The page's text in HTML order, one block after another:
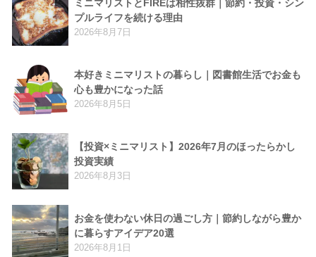
ミニマリストとFIREは相性抜群｜節約・投資・シン
プルライフを続ける理由
2026年8月7日
本好きミニマリストの暮らし｜図書館生活でお金も
心も豊かになった話
2026年8月5日
【投資×ミニマリスト】2026年7月のほったらかし
投資実績
2026年8月3日
お金を使わない休日の過ごし方｜節約しながら豊か
に暮らすアイデア20選
2026年8月1日